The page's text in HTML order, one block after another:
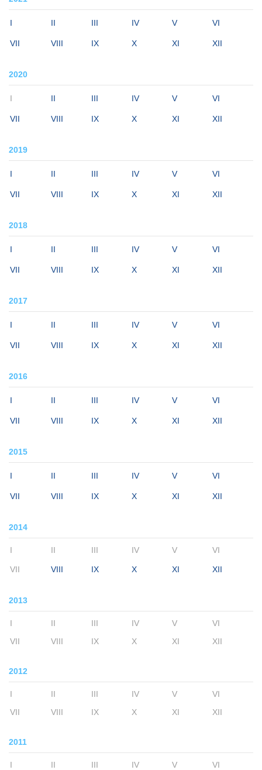
I II III IV V VI
VII VIII IX X XI XII
2020
I II III IV V VI
VII VIII IX X XI XII
2019
I II III IV V VI
VII VIII IX X XI XII
2018
I II III IV V VI
VII VIII IX X XI XII
2017
I II III IV V VI
VII VIII IX X XI XII
2016
I II III IV V VI
VII VIII IX X XI XII
2015
I II III IV V VI
VII VIII IX X XI XII
2014
I II III IV V VI
VII VIII IX X XI XII
2013
I II III IV V
VI
VII
VIII IX X XI XII
2012
I II III IV V
VI
VII
VIII IX X XI XII
2011
I II III IV V
VI